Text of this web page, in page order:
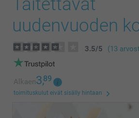
uudenvuoden
3.5/5 (13
Alkaen3,89
toimituskulut eivät sisälly hintaan